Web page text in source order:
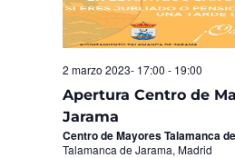
Apertura Centro de
Jarama
2 marzo 2023- 17:00 - 19:00
Centro de Mayores Talamanca
Talamanca de Jarama, Madrid